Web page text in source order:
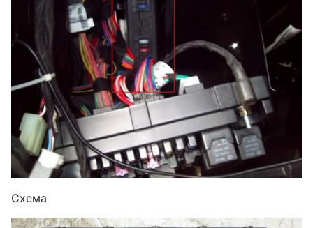
Схема